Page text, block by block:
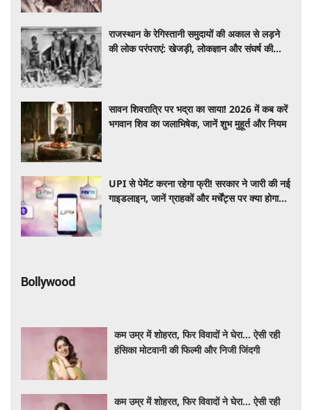
राजस्थान के रेगिस्तानी समुदायों की अकाल से लड़ने
की लोक परंपराएं: खेजड़ी, लोकज्ञान और संघर्ष की
सावन शिवरात्रि पर भद्रा का साया! 2026 में कब करें
भगवान शिव का जलाभिषेक, जानें शुभ मुहूर्त और नियम
UPI से पेमेंट करना रहेगा फ्री! सरकार ने जारी की नई
गाइडलाइन, जानें ग्राहकों और मर्चेंट्स पर क्या होगा
Bollywood
कम उम्र में शोहरत, फिर विवादों ने घेरा… ऐसी रही
हंसिका मोटवानी की फिल्मी और निजी जिंदगी
कम उम्र में शोहरत, फिर विवादों ने घेरा… ऐसी रही